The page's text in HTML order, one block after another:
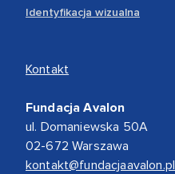
Identyfikacja wizualna
Kontakt
Fundacja Avalon
ul. Domaniewska 50A
02-672 Warszawa
kontakt@fundacjaavalon.pl